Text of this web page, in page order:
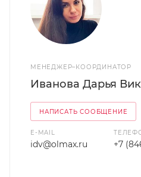
МЕНЕДЖЕР–КООРДИНАТОР
Иванова Дарья
НАПИСАТЬ СООБЩЕНИЕ
E-MAIL
idv@olmax.ru +7